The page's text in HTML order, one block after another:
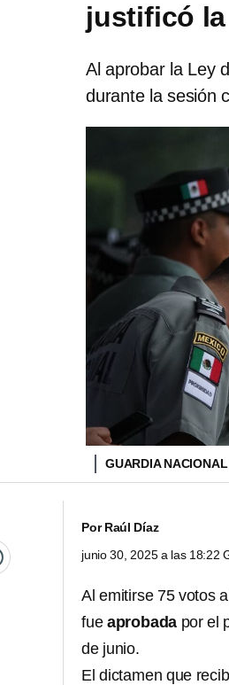
justificó la
Al aprobar la Ley
durante la sesión
GUARDIA NACIONAL
PorRaúl Díaz
junio 30, 2025 a las 18:22
Al emitirse 75 votos
fue aprobada por el
de junio.
El dictamen que